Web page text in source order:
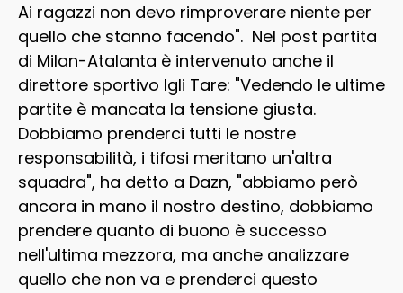
Ai ragazzi non devo rimproverare niente per
quello che stanno facendo". Nel post partita
di Milan-Atalanta è intervenuto anche il
direttore sportivo Igli Tare: "Vedendo le ultime
partite è mancata la tensione giusta.
Dobbiamo prenderci tutti le nostre
responsabilità, i tifosi meritano un'altra
squadra", ha detto a Dazn, "abbiamo però
ancora in mano il nostro destino, dobbiamo
prendere quanto di buono è successo
nell'ultima mezzora, ma anche analizzare
quello che non va e prenderci questo